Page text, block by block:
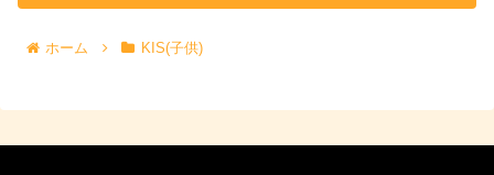
ホーム KIS(子供)